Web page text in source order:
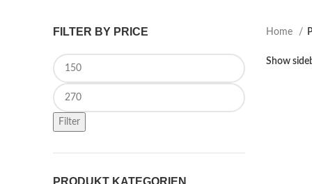
FILTER BY PRICE
Min price
Max price
Filter
PRODUKT KATEGORIEN
Home
Show